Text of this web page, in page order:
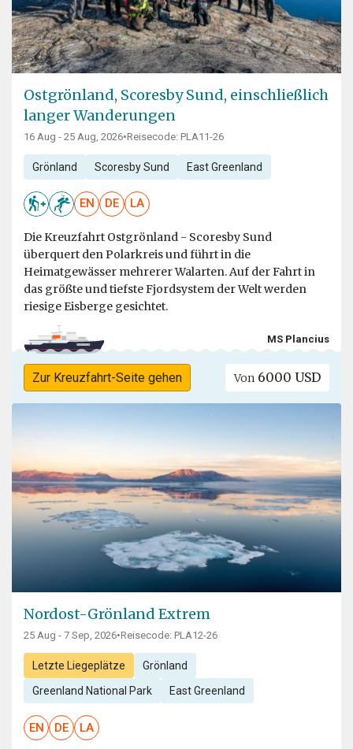
Ostgrönland, Scoresby Sund, einschließlich
langer Wanderungen
16 Aug - 25 Aug, 2026•Reisecode: PLA11-26
Grönland Scoresby Sund East Greenland
EN DE LA
Die Kreuzfahrt Ostgrönland - Scoresby Sund
überquert den Polarkreis und führt in die
Heimatgewässer mehrerer Walarten. Auf der Fahrt in
das größte und tiefste Fjordsystem der Welt werden
riesige Eisberge gesichtet.
MS Plancius
Zur Kreuzfahrt-Seite gehen Von 6000 USD
Nordost-Grönland Extrem
25 Aug - 7 Sep, 2026•Reisecode: PLA12-26
Letzte Liegeplätze Grönland
Greenland National Park East Greenland
EN DE LA